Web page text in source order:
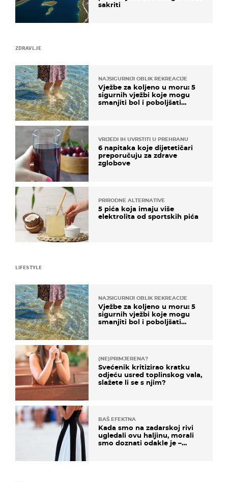
ZDRAVLJE
NAJSIGURNIJI OBLIK REKREACIJE
Vježbe za koljeno u moru: 5
sigurnih vježbi koje mogu
smanjiti bol i poboljšati
VRIJEDI IH UVRSTITI U PREHRANU
6 napitaka koje dijetetičari
preporučuju za zdrave
zglobove
PRIRODNE ALTERNATIVE
5 pića koja imaju više
elektrolita od sportskih pića
sakriti
LIFESTYLE
NAJSIGURNIJI OBLIK REKREACIJE
Vježbe za koljeno u moru: 5
sigurnih vježbi koje mogu
smanjiti bol i poboljšati
(NE)PRIMJERENA?
Svećenik kritizirao kratku
odjeću usred toplinskog vala,
slažete li se s njim?
BAŠ EFEKTNA
Kada smo na zadarskoj rivi
ugledali ovu haljinu, morali
smo doznati odakle je –